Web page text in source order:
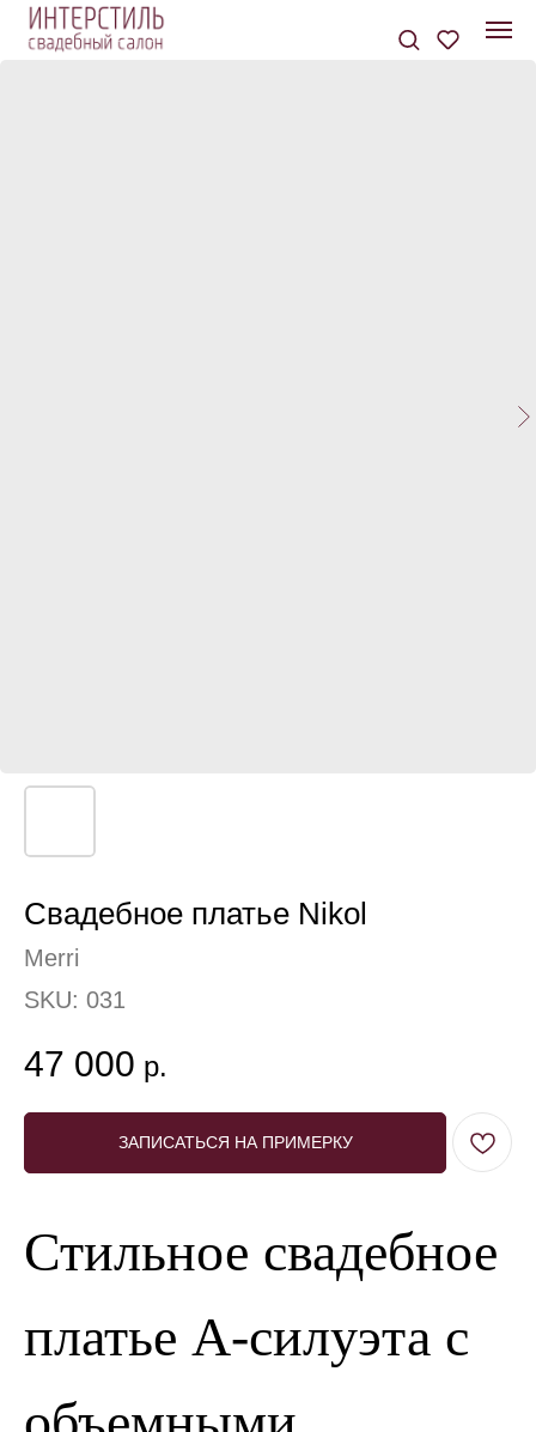
Свадебное платье Nikol
Merri
SKU: 031
47 000 р.
ЗАПИСАТЬСЯ НА ПРИМЕРКУ
Стильное свадебное
платье А-силуэта с